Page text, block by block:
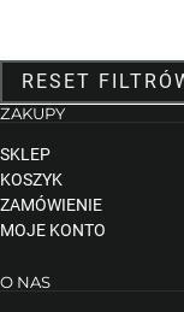
RESET
ZAKUPY
SKLEP
KOSZYK
ZAMÓWIENIE
MOJE KONTO
O NAS